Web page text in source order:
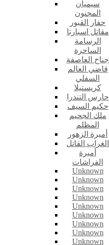
سيميان
المجنون
حفار القبور
مقاتل اسبارتا
الرسامة
الساحرة
جناح العاصفة
قاضي العالم
السفلي
كريستيلا
حارس التندرا
حكيم السيف
ملك الجحيم
المظلم
أميرة الزهور
الغراب القاتل
أميرة
الفراشات
Unknown
Unknown
Unknown
Unknown
Unknown
Unknown
Unknown
Unknown
Unknown